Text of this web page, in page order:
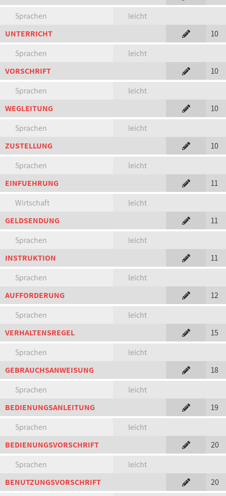
Sprachen
leicht
UNTERRICHT
10
Sprachen
leicht
VORSCHRIFT
10
Sprachen
leicht
WEGLEITUNG
10
Sprachen
leicht
ZUSTELLUNG
10
Sprachen
leicht
EINFUEHRUNG
11
Wirtschaft
leicht
GELDSENDUNG
11
Sprachen
leicht
INSTRUKTION
11
Sprachen
leicht
AUFFORDERUNG
12
Sprachen
leicht
VERHALTENSREGEL
15
Sprachen
leicht
GEBRAUCHSANWEISUNG
18
Sprachen
leicht
BEDIENUNGSANLEITUNG
19
Sprachen
leicht
BEDIENUNGSVORSCHRIFT
20
Sprachen
leicht
BENUTZUNGSVORSCHRIFT
20